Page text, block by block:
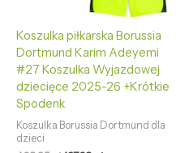
Koszulka piłkarska Borussia
Dortmund Karim Adeyemi
#27 Koszulka Wyjazdowej
dziecięce 2025-26 +Krótkie
Spodenk
Koszulka Borussia Dortmund dla
dzieci